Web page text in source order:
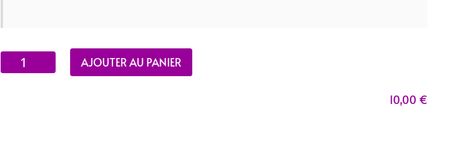
quantité
de
AJOUTER AU PANIER
10,00 €